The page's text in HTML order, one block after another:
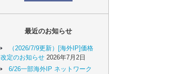
最近のお知らせ
（2026/7/9更新）[海外IP]価格
改定のお知らせ 2026年7月2日
6/26一部海外IP ネットワーク